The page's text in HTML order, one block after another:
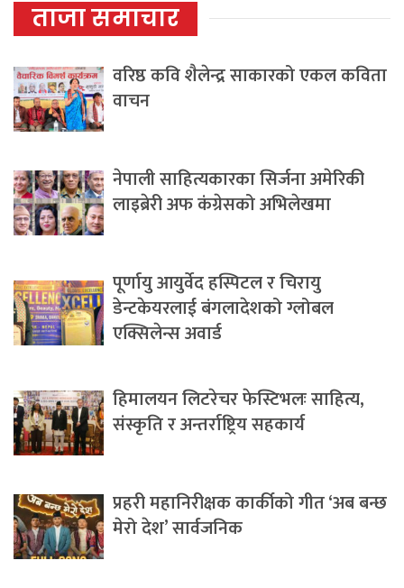
ताजा समाचार
वरिष्ठ कवि शैलेन्द्र साकारको एकल कविता
वाचन
नेपाली साहित्यकारका सिर्जना अमेरिकी
लाइब्रेरी अफ कंग्रेसको अभिलेखमा
पूर्णायु आयुर्वेद हस्पिटल र चिरायु
डेन्टकेयरलाई बंगलादेशको ग्लोबल
एक्सिलेन्स अवार्ड
हिमालयन लिटरेचर फेस्टिभलः साहित्य,
संस्कृति र अन्तर्राष्ट्रिय सहकार्य
प्रहरी महानिरीक्षक कार्कीको गीत ‘अब बन्छ
मेरो देश’ सार्वजनिक